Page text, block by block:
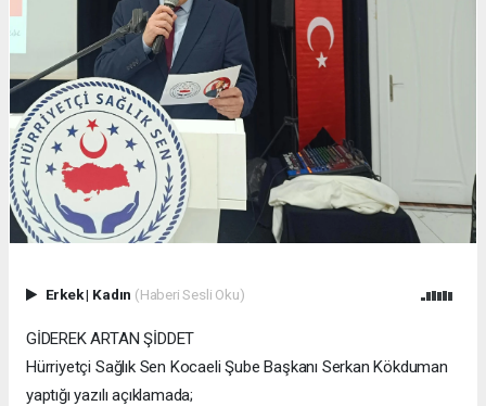
Erkek| Kadın (Haberi Sesli Oku)
GİDEREK ARTAN ŞİDDET
Hürriyetçi Sağlık Sen Kocaeli Şube Başkanı Serkan Kökduman
yaptığı yazılı açıklamada;